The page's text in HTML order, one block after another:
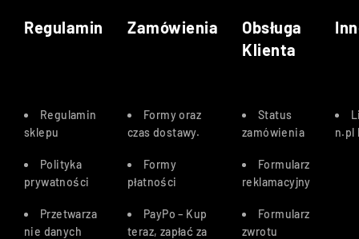
Regulamin Zamówienia
Obsługa
Klienta
Regulamin
sklepu
Polityka
prywatności
Przetwarza
nie danych
Formy oraz
czas dostawy.
Formy
płatności
PayPo – Kup
teraz, zapłać za
Status
zamówienia
Formularz
reklamacyjny
Formularz
zwrotu
n.pl